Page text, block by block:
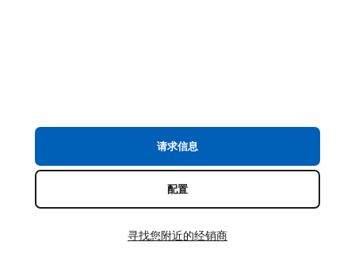
请求信息
配置
寻找您附近的经销商